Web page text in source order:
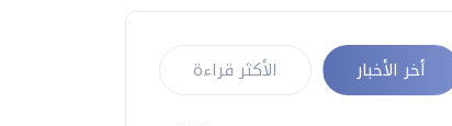
أخر الأخبار الأكثر قراءة